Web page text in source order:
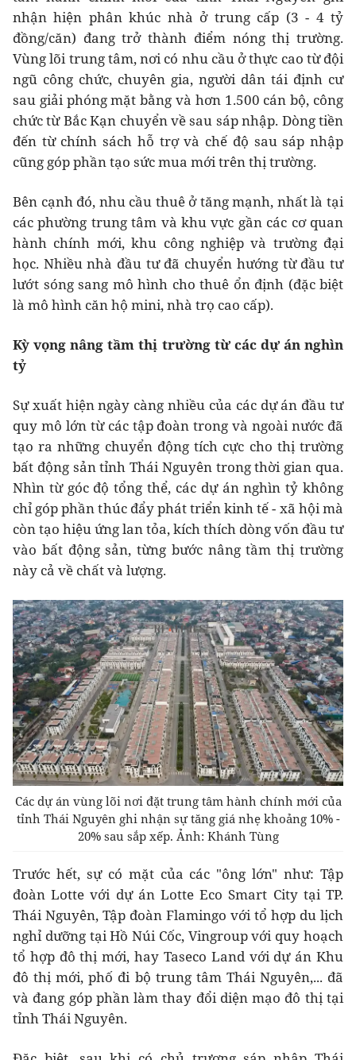
nhận hiện phân khúc nhà ở trung cấp (3 - 4 tỷ
đồng/căn) đang trở thành điểm nóng thị trường.
Vùng lõi trung tâm, nơi có nhu cầu ở thực cao từ đội
ngũ công chức, chuyên gia, người dân tái định cư
sau giải phóng mặt bằng và hơn 1.500 cán bộ, công
chức từ Bắc Kạn chuyển về sau sáp nhập. Dòng tiền
đến từ chính sách hỗ trợ và chế độ sau sáp nhập
cũng góp phần tạo sức mua mới trên thị trường.
Bên cạnh đó, nhu cầu thuê ở tăng mạnh, nhất là tại
các phường trung tâm và khu vực gần các cơ quan
hành chính mới, khu công nghiệp và trường đại
học. Nhiều nhà đầu tư đã chuyển hướng từ đầu tư
lướt sóng sang mô hình cho thuê ổn định (đặc biệt
là mô hình căn hộ mini, nhà trọ cao cấp).
Kỳ vọng nâng tầm thị trường từ các dự án nghìn
tỷ
Sự xuất hiện ngày càng nhiều của các dự án đầu tư
quy mô lớn từ các tập đoàn trong và ngoài nước đã
tạo ra những chuyển động tích cực cho thị trường
bất động sản tỉnh Thái Nguyên trong thời gian qua.
Nhìn từ góc độ tổng thể, các dự án nghìn tỷ không
chỉ góp phần thúc đẩy phát triển kinh tế - xã hội mà
còn tạo hiệu ứng lan tỏa, kích thích dòng vốn đầu tư
vào bất động sản, từng bước nâng tầm thị trường
này cả về chất và lượng.
Các dự án vùng lõi nơi đặt trung tâm hành chính mới của
tỉnh Thái Nguyên ghi nhận sự tăng giá nhẹ khoảng 10% -
20% sau sắp xếp. Ảnh: Khánh Tùng
Trước hết, sự có mặt của các "ông lớn" như: Tập
đoàn Lotte với dự án Lotte Eco Smart City tại TP.
Thái Nguyên, Tập đoàn Flamingo với tổ hợp du lịch
nghỉ dưỡng tại Hồ Núi Cốc, Vingroup với quy hoạch
tổ hợp đô thị mới, hay Taseco Land với dự án Khu
đô thị mới, phố đi bộ trung tâm Thái Nguyên,... đã
và đang góp phần làm thay đổi diện mạo đô thị tại
tỉnh Thái Nguyên.